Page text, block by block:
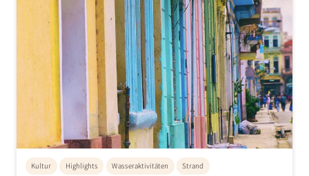
Kultur Highlights Wasseraktivitäten Strand